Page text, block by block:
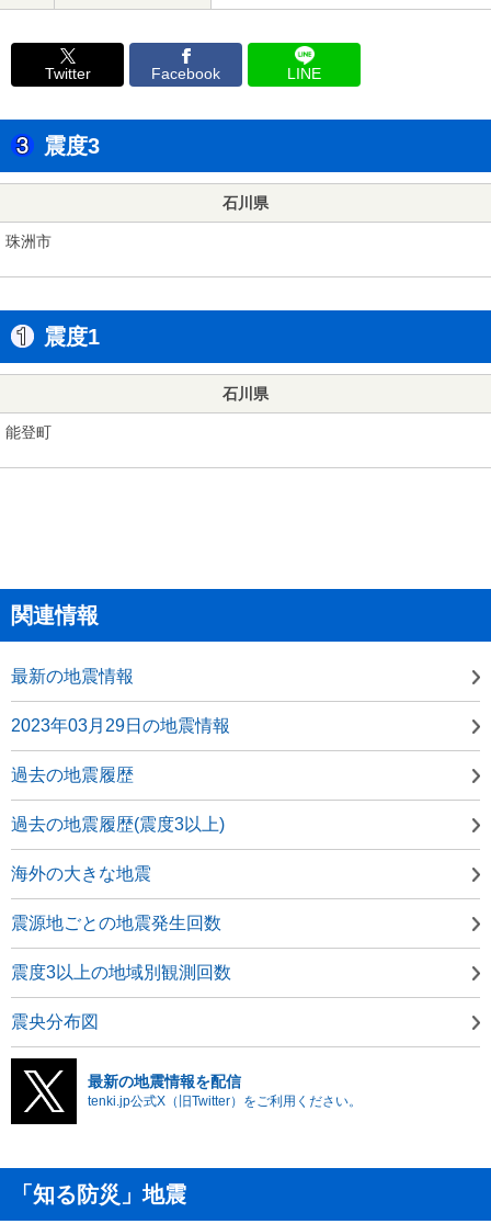
Twitter Facebook LINE
震度3
石川県
珠洲市
震度1
石川県
能登町
関連情報
最新の地震情報
2023年03月29日の地震情報
過去の地震履歴
過去の地震履歴(震度3以上)
海外の大きな地震
震源地ごとの地震発生回数
震度3以上の地域別観測回数
震央分布図
最新の地震情報を配信
tenki.jp公式X（旧Twitter）をご利用ください。
「知る防災」地震